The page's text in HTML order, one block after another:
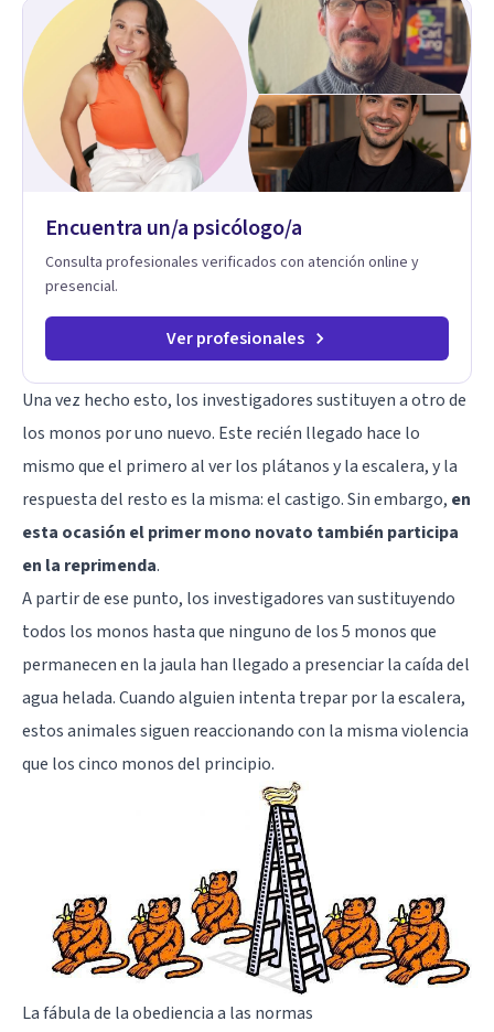
que te vinculas ocupa un lugar central: cómo te relacionas
contigo, con las demás personas y con tu entorno. Además
de mi formación en psicoterapia, cuento con especialización
en sexoterapia, por lo que también acompaño temas de salud
sexual, terapia de pareja, diversidad sexual y de género,
dificultades en el deseo, intimidad, orientación o identidad.
Busco que el espacio terapéutico sea un lugar donde puedas
hablar de estos temas sin juicios, con respeto y libertad.
Trabajo con objetivos claros y realistas, sin fórmulas rígidas:
sobre tu vida diaria.
Encuentra un/a psicólogo/a
Consulta profesionales verificados con atención online y
presencial.
Ver profesionales
Una vez hecho esto, los investigadores sustituyen a otro de
los monos por uno nuevo. Este recién llegado hace lo
mismo que el primero al ver los plátanos y la escalera, y la
respuesta del resto es la misma: el castigo. Sin embargo, en
esta ocasión el primer mono novato también participa
en la reprimenda.
A partir de ese punto, los investigadores van sustituyendo
todos los monos hasta que ninguno de los 5 monos que
permanecen en la jaula han llegado a presenciar la caída del
agua helada. Cuando alguien intenta trepar por la escalera,
estos animales siguen reaccionando con la misma violencia
que los cinco monos del principio.
La fábula de la obediencia a las normas